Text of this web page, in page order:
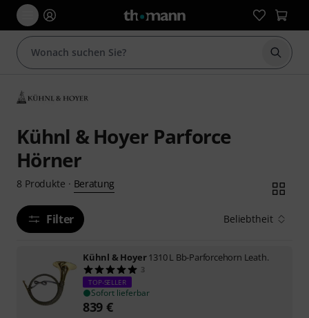
Suche
Kühnl & Hoyer Parforce
Hörner
8 Produkte · Beratung
Filter Beliebtheit
Kühnl & Hoyer1310 L Bb-Parforcehorn Leath.
3
TOP-SELLER
Sofort lieferbar
839 €